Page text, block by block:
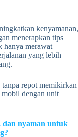
kenyamanan,
menerapkan tips
hanya merawat
yang lebih
repot memikirkan
mobil dengan unit
dan nyaman untuk